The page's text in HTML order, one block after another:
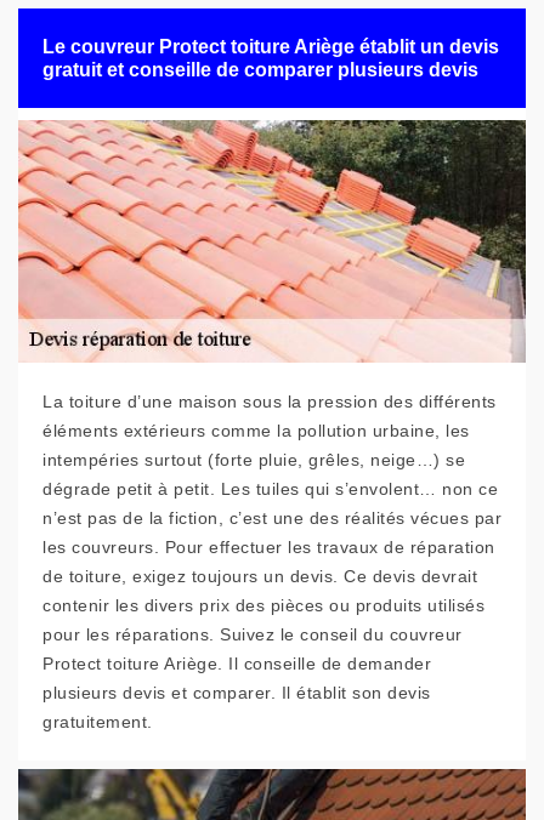
Le couvreur Protect toiture Ariège établit un devis
gratuit et conseille de comparer plusieurs devis
La toiture d’une maison sous la pression des différents
éléments extérieurs comme la pollution urbaine, les
intempéries surtout (forte pluie, grêles, neige…) se
dégrade petit à petit. Les tuiles qui s’envolent… non ce
n’est pas de la fiction, c’est une des réalités vécues par
les couvreurs. Pour effectuer les travaux de réparation
de toiture, exigez toujours un devis. Ce devis devrait
contenir les divers prix des pièces ou produits utilisés
pour les réparations. Suivez le conseil du couvreur
Protect toiture Ariège. Il conseille de demander
plusieurs devis et comparer. Il établit son devis
gratuitement.